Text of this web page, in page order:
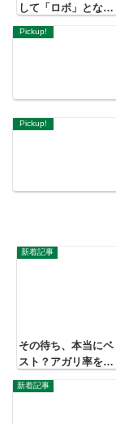
して「ロボ」となっ
たのか ― Mリーガー
小林剛、その知られ
Pickup!
Pickup!
新着記事
その待ち、本当にベ
スト？アガリ率を劇
的に変える「待ち選
択」の思考法【問題
新着記事